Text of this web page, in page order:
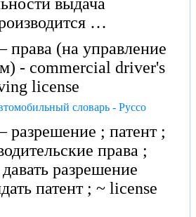
…
(на управление
- commercial driver's
license
словарь - Руссо
; патент ;
права ;
разрешение
патент ; ~ license